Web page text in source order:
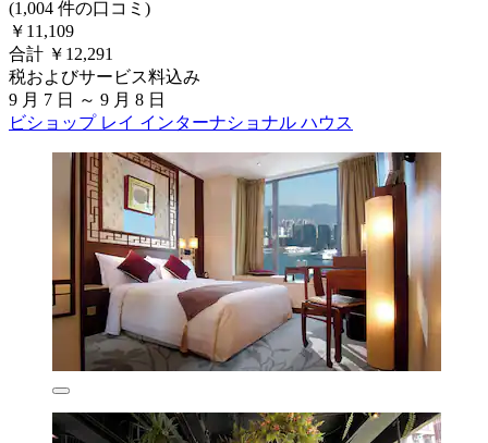
(1,004 件の口コミ)
￥11,109
合計 ￥12,291
税およびサービス料込み
9 月 7 日 ～ 9 月 8 日
ビショップ レイ インターナショナル ハウス